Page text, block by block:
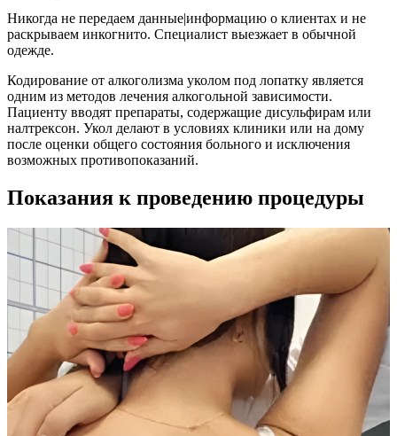
Никогда не передаем данные|информацию о клиентах и не
раскрываем инкогнито. Специалист выезжает в обычной
одежде.
Кодирование от алкоголизма уколом под лопатку является
одним из методов лечения алкогольной зависимости.
Пациенту вводят препараты, содержащие дисульфирам или
налтрексон. Укол делают в условиях клиники или на дому
после оценки общего состояния больного и исключения
возможных противопоказаний.
Показания к проведению процедуры